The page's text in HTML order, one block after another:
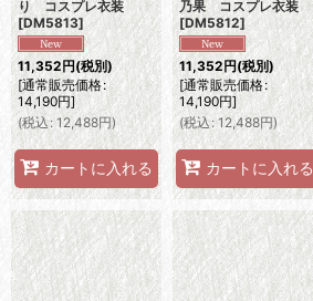
り コスプレ衣装
[DM5813]
11,352円(税別)
[通常販売価格:
14,190円]
(税込: 12,488円)
カートに入れる
乃果 コスプレ衣装
[DM5812]
11,352円(税別)
[通常販売価格:
14,190円]
(税込: 12,488円)
カートに入れる